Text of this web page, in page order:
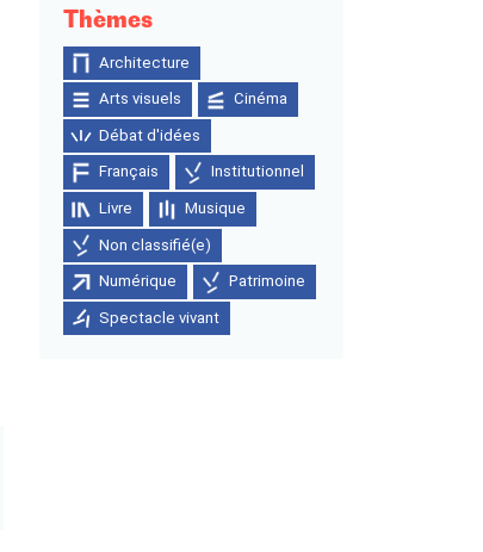
Thèmes
Architecture
Arts visuels Cinéma
Débat d'idées
Français Institutionnel
Livre Musique
Non classifié(e)
Numérique Patrimoine
Spectacle vivant